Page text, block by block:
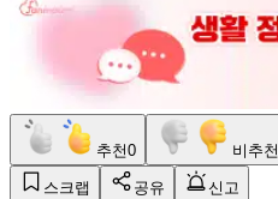
추천0 비추천
스크랩 공유
신고